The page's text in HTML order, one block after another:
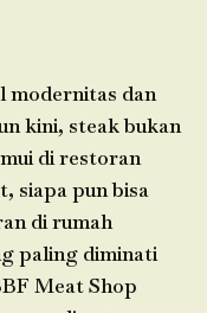
modernitas dan
kini, steak bukan
di restoran
siapa pun bisa
di rumah
paling diminati
Meat Shop